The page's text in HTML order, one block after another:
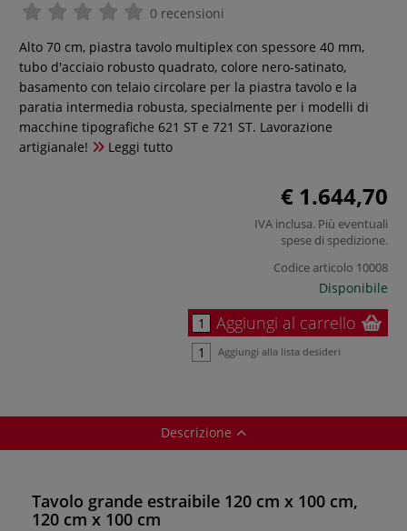
0 recensioni
Alto 70 cm, piastra tavolo multiplex con spessore 40 mm,
tubo d'acciaio robusto quadrato, colore nero-satinato,
basamento con telaio circolare per la piastra tavolo e la
paratia intermedia robusta, specialmente per i modelli di
macchine tipografiche 621 ST e 721 ST. Lavorazione
artigianale!
Leggi tutto
€ 1.644,70
IVA inclusa. Più eventuali
spese di spedizione.
Codice articolo 10008
Disponibile
Aggiungi al carrello
Aggiungi alla lista desideri
Descrizione
Tavolo grande estraibile 120 cm x 100 cm,
120 cm x 100 cm